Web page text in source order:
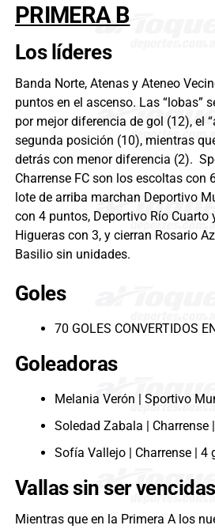
PRIMERA B
Los líderes
Banda Norte, Atenas y Ateneo
puntos en el ascenso. Las “lobas”
por mejor diferencia de gol (12), el
segunda posición (10), mientras
detrás con menor diferencia (2).
Charrense FC son los escoltas con
lote de arriba marchan Deportivo
con 4 puntos, Deportivo Río Cuarto
Higueras con 3, y cierran Rosario
Basilio sin unidades.
Goles
70 GOLES CONVERTIDOS
Goleadoras
Melania Verón | Sportivo
Soledad Zabala | Charrense
Sofía Vallejo | Charrense | 4
Vallas sin ser vencidas
Mientras que en la Primera A los